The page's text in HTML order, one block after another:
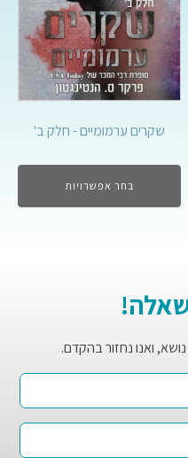
שקרים ערמומיים - חלק ב'
בחר אפשרויות
ואנו נחזור בהקדם.